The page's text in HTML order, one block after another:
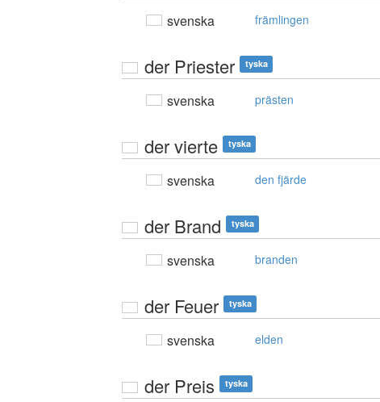
svenska främlingen
der Priester tyska
svenska prästen
der vierte tyska
svenska den fjärde
der Brand tyska
svenska branden
der Feuer tyska
svenska elden
der Preis tyska